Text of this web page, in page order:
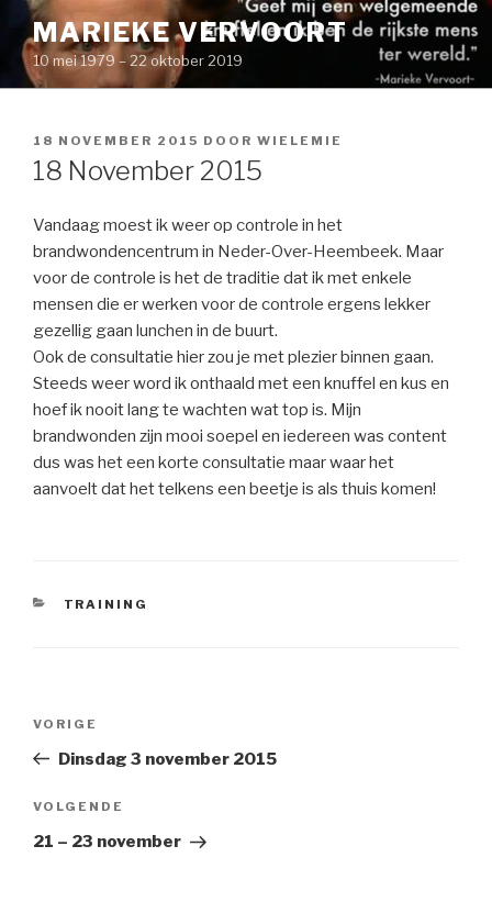
Naar
inhoud
springen
MARIEKE VERVOORT
10 mei 1979 – 22 oktober 2019
GEPLAATST
OP
18 NOVEMBER 2015 DOOR WIELEMIE
18 November 2015
Vandaag moest ik weer op controle in het
brandwondencentrum in Neder-Over-Heembeek. Maar
voor de controle is het de traditie dat ik met enkele
mensen die er werken voor de controle ergens lekker
gezellig gaan lunchen in de buurt.
Ook de consultatie hier zou je met plezier binnen gaan.
Steeds weer word ik onthaald met een knuffel en kus en
hoef ik nooit lang te wachten wat top is. Mijn
brandwonden zijn mooi soepel en iedereen was content
dus was het een korte consultatie maar waar het
aanvoelt dat het telkens een beetje is als thuis komen!
CATEGORIEËN
TRAINING
Vorig
bericht
VORIGE
Dinsdag 3 november 2015
Volgend
Bericht
VOLGENDE
21 – 23 november